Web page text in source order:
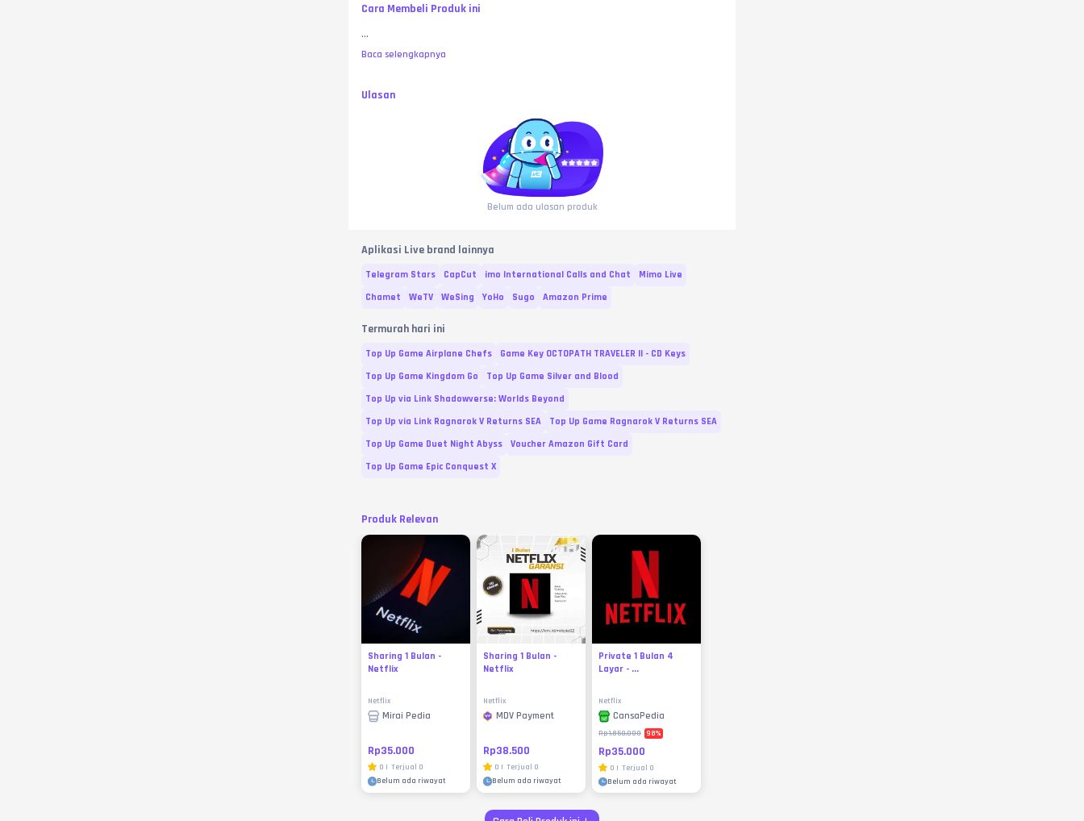
Cara Membeli Produk ini
...
Baca selengkapnya
Ulasan
Belum ada ulasan produk
Aplikasi Live brand lainnya
Telegram Stars CapCut imo International Calls and Chat
Mimo Live
Chamet
WeTV WeSing YoHo Sugo Amazon Prime
Termurah hari ini
Top Up Game Airplane Chefs
Game Key OCTOPATH TRAVELER II - CD Keys
Top Up Game Kingdom Go
Top Up Game Silver and Blood
Top Up via Link Shadowverse: Worlds Beyond
Top Up via Link Ragnarok V Returns SEA
Top Up Game Ragnarok V Returns SEA
Top Up Game Duet Night Abyss
Voucher Amazon Gift Card
Top Up Game Epic Conquest X
Produk Relevan
Sharing 1 Bulan -
Netflix
Netflix
Mirai Pedia
Rp35.000
0 | Terjual 0
Belum ada riwayat
Sharing 1 Bulan -
Netflix
Netflix
MDV Payment
Rp38.500
0 | Terjual 0
Belum ada riwayat
Private 1 Bulan 4
Layar - ...
Netflix
CansaPedia
Rp1.850.000 98%
Rp35.000
0 | Terjual 0
Belum ada riwayat